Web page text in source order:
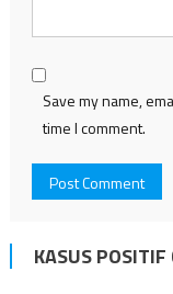
Save my name,
time I comment.
KASUS POSITIF